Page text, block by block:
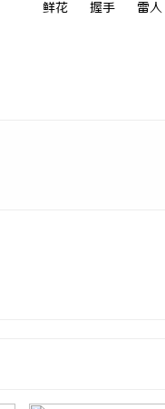
鲜花 握手 雷人